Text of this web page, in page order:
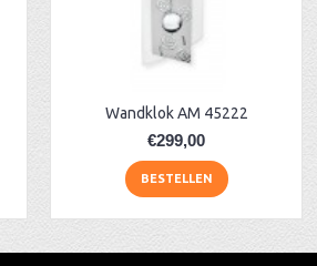
Wandklok AM 45222
€299,00
BESTELLEN